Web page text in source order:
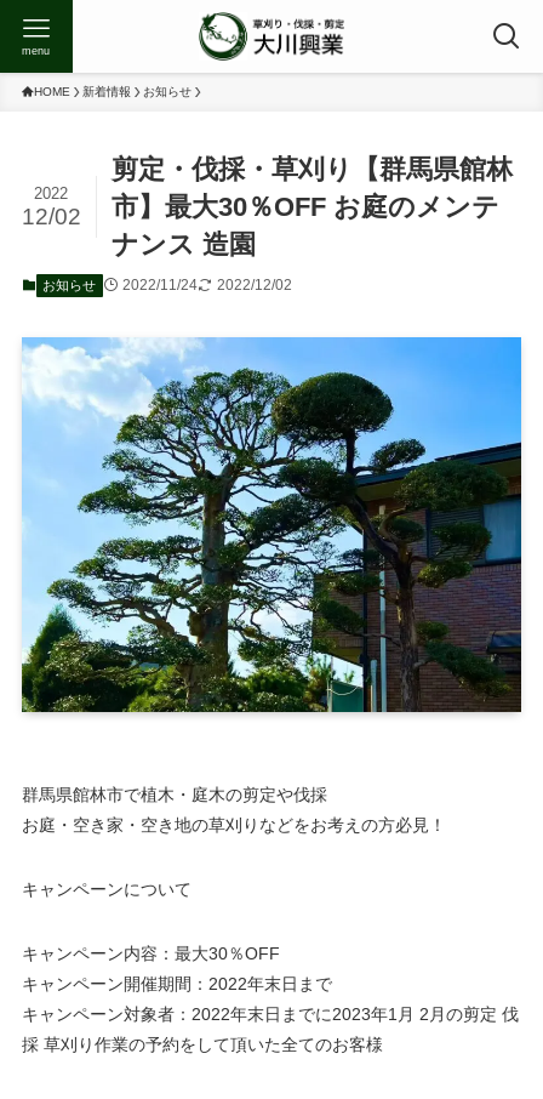
menu
HOME 新着情報 お知らせ
剪定・伐採・草刈り【群馬県館林
市】最大30％OFF お庭のメンテ
ナンス 造園
2022
12/02
お知らせ 2022/11/24 2022/12/02
群馬県館林市で植木・庭木の剪定や伐採
お庭・空き家・空き地の草刈りなどをお考えの方必見！
キャンペーンについて
キャンペーン内容：最大30％OFF
キャンペーン開催期間：2022年末日まで
キャンペーン対象者：2022年末日までに2023年1月 2月の剪定 伐
採 草刈り作業の予約をして頂いた全てのお客様